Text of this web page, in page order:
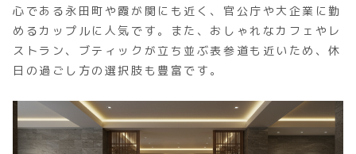
心である永田町や霞が関にも近く、官公庁や大企業に勤
めるカップルに人気です。また、おしゃれなカフェやレ
ストラン、ブティックが立ち並ぶ表参道も近いため、休
日の過ごし方の選択肢も豊富です。